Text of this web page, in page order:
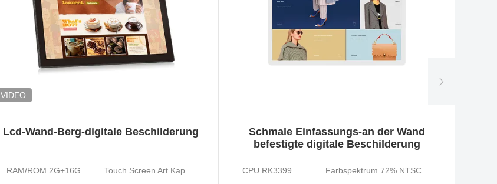
VIDEO
Lcd-Wand-Berg-digitale Beschilderung
RAM/ROM 2G+16G
Schmale Einfassungs-an der Wand
befestigte digitale Beschilderung
CPU RK3399 Farbspektrum 72% NTSC